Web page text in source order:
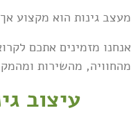
מעצב גינות הוא מקצוע
אנחנו מזמינים אתכם
מהחוויה, מהשירות
עיצוב